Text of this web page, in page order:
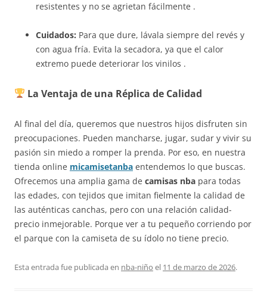
resistentes y no se agrietan fácilmente .
Cuidados: Para que dure, lávala siempre del revés y
con agua fría. Evita la secadora, ya que el calor
extremo puede deteriorar los vinilos .
La Ventaja de una Réplica de Calidad
Al final del día, queremos que nuestros hijos disfruten sin
preocupaciones. Pueden mancharse, jugar, sudar y vivir su
pasión sin miedo a romper la prenda. Por eso, en nuestra
tienda online micamisetanba entendemos lo que buscas.
Ofrecemos una amplia gama de camisas nba para todas
las edades, con tejidos que imitan fielmente la calidad de
las auténticas canchas, pero con una relación calidad-
precio inmejorable. Porque ver a tu pequeño corriendo por
el parque con la camiseta de su ídolo no tiene precio.
Esta entrada fue publicada en nba-niño el 11 de marzo de 2026.